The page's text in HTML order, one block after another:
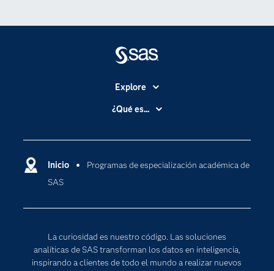
Inicio
Programas de especialización académica de
SAS
La curiosidad es nuestro código. Las soluciones
analíticas de SAS transforman los datos en inteligencia,
inspirando a clientes de todo el mundo a realizar nuevos
Explore
Accesibilidad
Compañía
Comunidades
Estudiantes
Eventos
¿Qué es...
Cloud Computing
Internet de las Cosas